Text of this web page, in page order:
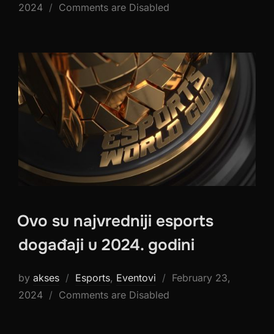
2024
Comments are Disabled
Ovo su najvredniji esports
događaji u 2024. godini
by akses Esports, Eventovi
Posted
February 23,
2024
Comments are Disabled